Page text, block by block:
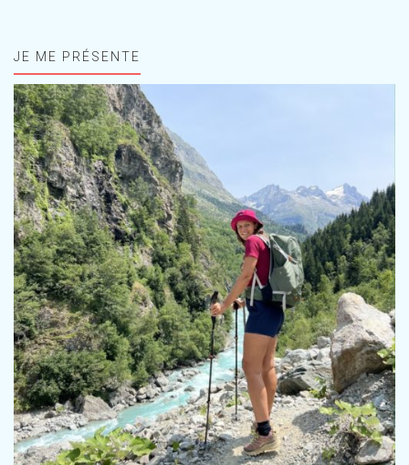
JE ME PRÉSENTE